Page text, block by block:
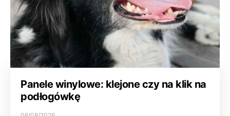
Panele winylowe: klejone czy na klik na
podłogówkę